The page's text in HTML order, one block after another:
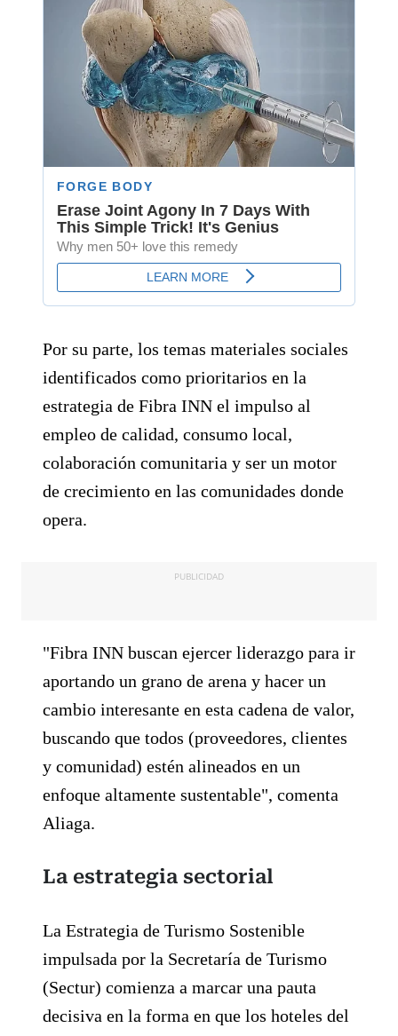
Por su parte, los temas materiales sociales
identificados como prioritarios en la
estrategia de Fibra INN el impulso al
empleo de calidad, consumo local,
colaboración comunitaria y ser un motor
de crecimiento en las comunidades donde
opera.
PUBLICIDAD
"Fibra INN buscan ejercer liderazgo para ir
aportando un grano de arena y hacer un
cambio interesante en esta cadena de valor,
buscando que todos (proveedores, clientes
y comunidad) estén alineados en un
enfoque altamente sustentable", comenta
Aliaga.
La estrategia sectorial
La Estrategia de Turismo Sostenible
impulsada por la Secretaría de Turismo
(Sectur) comienza a marcar una pauta
decisiva en la forma en que los hoteles del